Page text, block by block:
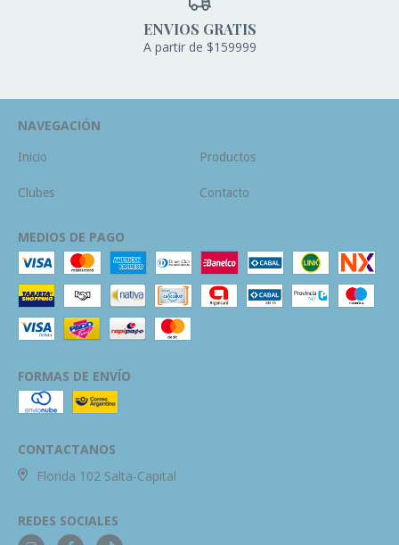
ENVIOS GRATIS
A partir de $159999
NAVEGACIÓN
Inicio Productos
Clubes Contacto
MEDIOS DE PAGO
FORMAS DE ENVÍO
CONTACTANOS
Florida 102 Salta-Capital
REDES SOCIALES